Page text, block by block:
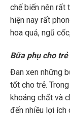
chế biến nên rất
hiện nay rất
hoa quả, ngũ
Bữa phụ cho
Đan xen những
tốt cho trẻ.
khoáng chất và
đến nhiều lợi ích